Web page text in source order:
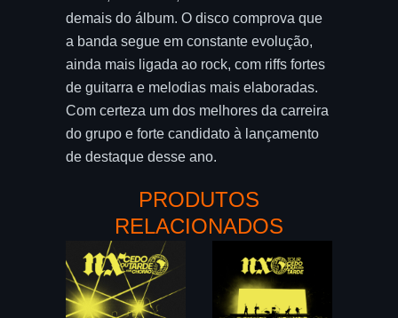
demais do álbum. O disco comprova que
a banda segue em constante evolução,
ainda mais ligada ao rock, com riffs fortes
de guitarra e melodias mais elaboradas.
Com certeza um dos melhores da carreira
do grupo e forte candidato à lançamento
de destaque desse ano.
PRODUTOS
RELACIONADOS